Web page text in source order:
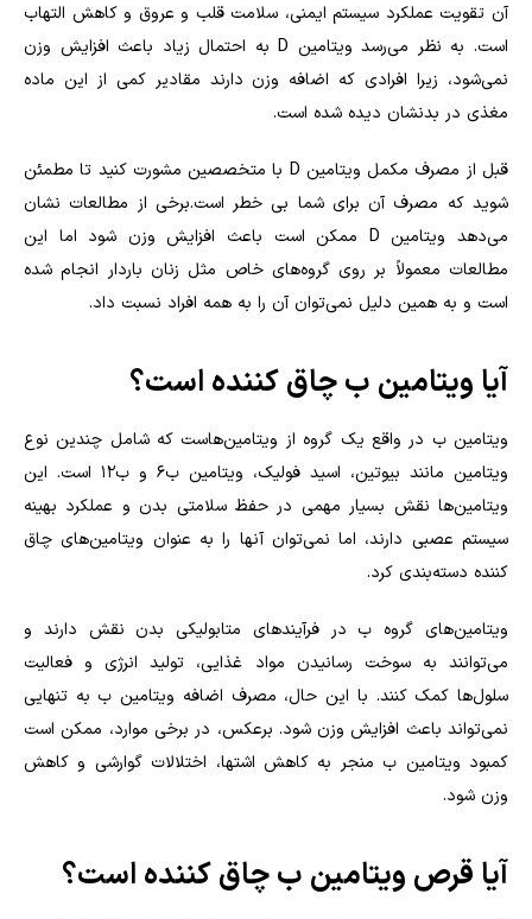
آن تقویت عملکرد سیستم ایمنی، سلامت قلب و عروق و کاهش التهاب
است. به نظر می‌رسد ویتامین D به احتمال زیاد باعث افزایش وزن
نمی‌شود، زیرا افرادی که اضافه وزن دارند مقادیر کمی از این ماده
مغذی در بدنشان دیده شده است.
قبل از مصرف مکمل ویتامین D با متخصصین مشورت کنید تا مطمئن
شوید که مصرف آن برای شما بی خطر است.برخی از مطالعات نشان
می‌دهد ویتامین D ممکن است باعث افزایش وزن شود اما این
مطالعات معمولاً بر روی گروه‌های خاص مثل زنان باردار انجام شده
است و به همین دلیل نمی‌توان آن را به همه افراد نسبت داد.
آیا ویتامین ب چاق کننده است؟
ویتامین ب در واقع یک گروه از ویتامین‌هاست که شامل چندین نوع
ویتامین مانند بیوتین، اسید فولیک، ویتامین ب۶ و ب۱۲ است. این
ویتامین‌ها نقش بسیار مهمی در حفظ سلامتی بدن و عملکرد بهینه
سیستم عصبی دارند، اما نمی‌توان آنها را به عنوان ویتامین‌های چاق
کننده دسته‌بندی کرد.
ویتامین‌های گروه ب در فرآیندهای متابولیکی بدن نقش دارند و
می‌توانند به سوخت رسانیدن مواد غذایی، تولید انرژی و فعالیت
سلول‌ها کمک کنند. با این حال، مصرف اضافه ویتامین ب به تنهایی
نمی‌تواند باعث افزایش وزن شود. برعکس، در برخی موارد، ممکن است
کمبود ویتامین ب منجر به کاهش اشتها، اختلالات گوارشی و کاهش
وزن شود.
آیا قرص ویتامین ب چاق کننده است؟